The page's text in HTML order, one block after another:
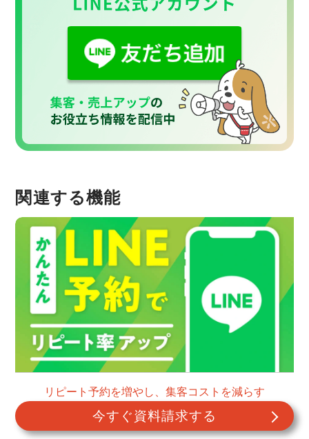
関連する機能
リピート予約を増やし、集客コストを減らす
今すぐ資料請求する